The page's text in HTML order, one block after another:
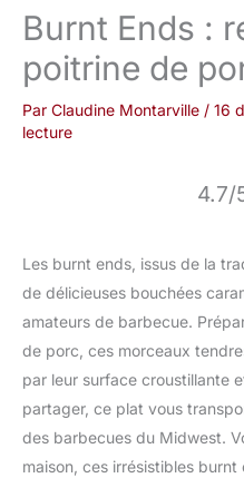
Burnt Ends :
poitrine de
Par Claudine Montarville / 16
lecture
4.7/
Les burnt ends, issus de la
de délicieuses bouchées
amateurs de barbecue.
de porc, ces morceaux
par leur surface croustillante
partager, ce plat vous
des barbecues du Midwest.
maison, ces irrésistibles burnt